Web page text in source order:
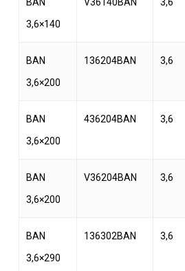
3,6×140
BAN
3,6×200
136204BAN 3,6
BAN
3,6×200
436204BAN 3,6
BAN
3,6×200
V36204BAN 3,6
BAN
3,6×290
136302BAN 3,6